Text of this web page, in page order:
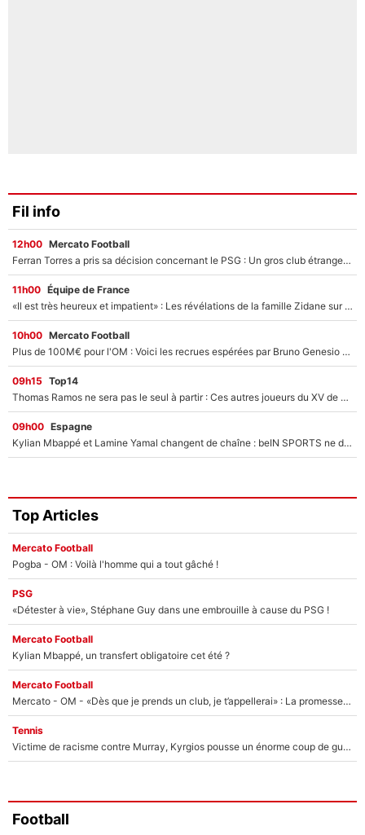
Fil info
12h00 Mercato Football
Ferran Torres a pris sa décision concernant le PSG : Un gros club étranger prêt à relancer le feuilleton pour la signature du champion du monde 2026 !
11h00 Équipe de France
«Il est très heureux et impatient» : Les révélations de la famille Zidane sur sa prise de pouvoir en équipe de France !
10h00 Mercato Football
Plus de 100M€ pour l'OM : Voici les recrues espérées par Bruno Genesio et Grégory Lorenzi après l’opération dégraissage
09h15 Top14
Thomas Ramos ne sera pas le seul à partir : Ces autres joueurs du XV de France pourraient aussi quitter le Stade Toulousain, un club de Top 14 est déjà sur les rangs
09h00 Espagne
Kylian Mbappé et Lamine Yamal changent de chaîne : beIN SPORTS ne digère pas cette décision historique et prédit un fiasco pour la Liga
Top Articles
Mercato Football
Pogba - OM : Voilà l'homme qui a tout gâché !
PSG
«Détester à vie», Stéphane Guy dans une embrouille à cause du PSG !
Mercato Football
Kylian Mbappé, un transfert obligatoire cet été ?
Mercato Football
Mercato - OM - «Dès que je prends un club, je t’appellerai» : La promesse de Marcelino au moment de claquer la porte
Tennis
Victime de racisme contre Murray, Kyrgios pousse un énorme coup de gueule !
Football